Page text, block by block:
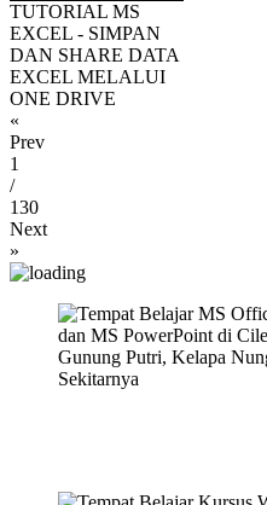
TUTORIAL MS
EXCEL - SIMPAN
DAN SHARE DATA
EXCEL MELALUI
ONE DRIVE
«
Prev
1
/
130
Next
»